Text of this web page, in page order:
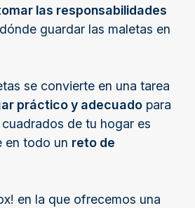
las responsabilidades
guardar las maletas en
se convierte en una tarea
práctico y adecuado para
de tu hogar es
en todo un reto de
en la que ofrecemos una